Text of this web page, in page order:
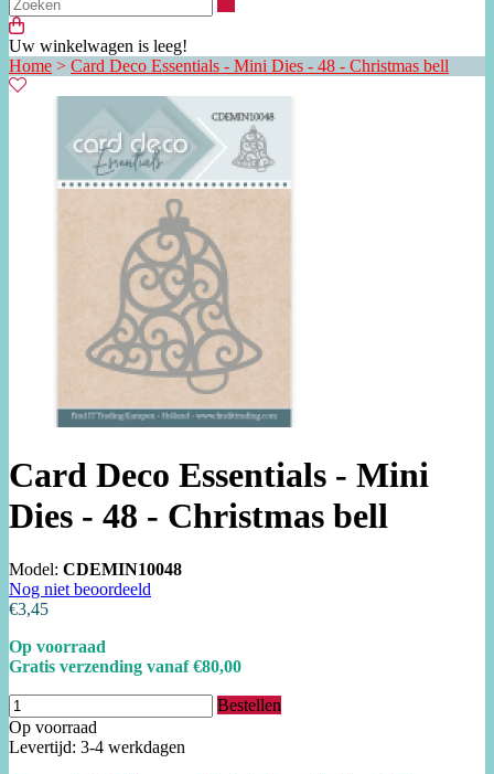
Uw winkelwagen is leeg!
Home > Card Deco Essentials - Mini Dies - 48 - Christmas bell
Card Deco Essentials - Mini
Dies - 48 - Christmas bell
Model: CDEMIN10048
Nog niet beoordeeld
€3,45
Op voorraad
Gratis verzending vanaf €80,00
Bestellen
Op voorraad
Levertijd: 3-4 werkdagen